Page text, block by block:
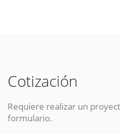
Cotización
Requiere realizar un
formulario.